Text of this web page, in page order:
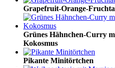
Grapefruit-Orange-
Grünes Hähnchen-Curry
Kokosmus
Pikante Minitörtchen